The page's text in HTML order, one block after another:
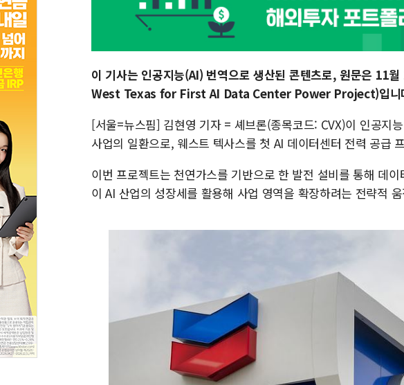
이 기사는 인공지능(AI) 번역으로 생산된 콘텐츠로, 원문은 11
West Texas for First AI Data Center Power Project)입니
[서울=뉴스핌] 김현영 기자 = 셰브론(종목코드: CVX)이 인공지
사업의 일환으로, 웨스트 텍사스를 첫 AI 데이터센터 전력 공급
이번 프로젝트는 천연가스를 기반으로 한 발전 설비를 통해 데
이 AI 산업의 성장세를 활용해 사업 영역을 확장하려는 전략적